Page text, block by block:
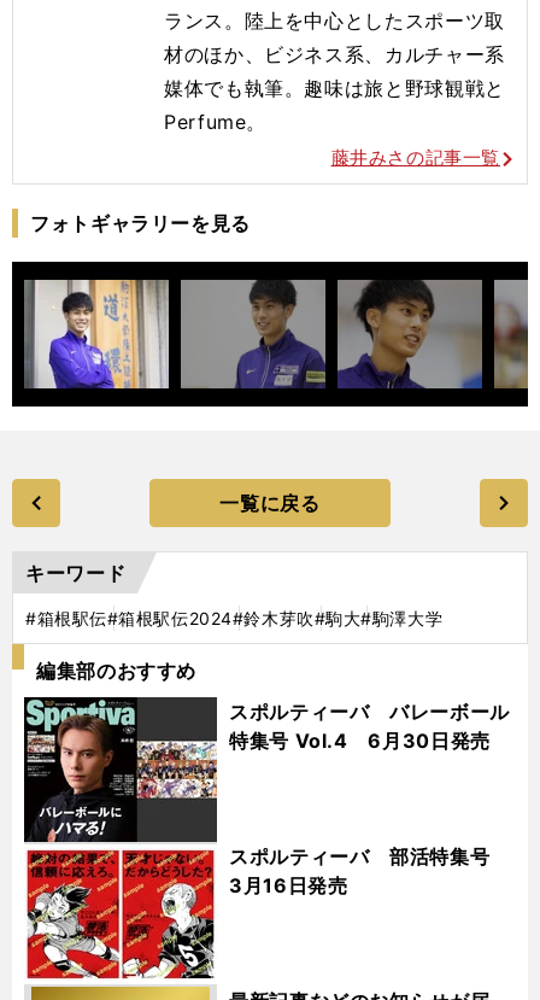
ランス。陸上を中心としたスポーツ取
材のほか、ビジネス系、カルチャー系
媒体でも執筆。趣味は旅と野球観戦と
Perfume。
藤井みさの記事一覧
フォトギャラリーを見る
一覧に戻る
キーワード
#箱根駅伝#箱根駅伝2024#鈴木芽吹#駒大#駒澤大学
編集部のおすすめ
スポルティーバ バレーボール
特集号 Vol.4 6月30日発売
スポルティーバ 部活特集号
3月16日発売